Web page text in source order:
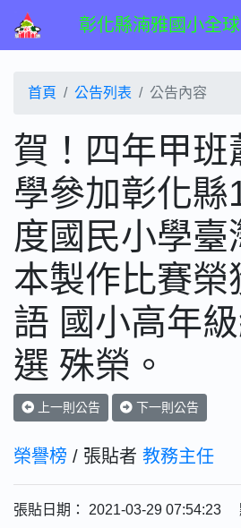
彰化縣湳雅國小全
首頁 公告列表 公告內容
賀！四年甲班
學參加彰化縣
度國民小學臺
本製作比賽榮
語 國小高年
選 殊榮。
上一則公告 下一則公告
榮譽榜 / 張貼者 教務主任
張貼日期： 2021-03-29 07:54:23